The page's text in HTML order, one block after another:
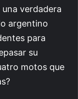
verdadera
argentino
para
su
motos que